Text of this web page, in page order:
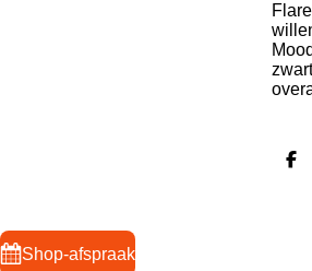
D
Shop-afspraak